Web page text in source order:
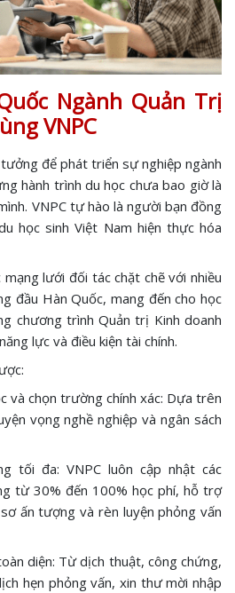
Ngành Quản Trị
VNPC
để phát triển sự nghiệp ngành
hành trình du học chưa bao giờ là
VNPC tự hào là người bạn đồng
học sinh Việt Nam hiện thực hóa
lưới đối tác chặt chẽ với nhiều
đầu Hàn Quốc, mang đến cho học
chương trình Quản trị Kinh doanh
lực và điều kiện tài chính.
và chọn trường chính xác: Dựa trên
vọng nghề nghiệp và ngân sách
tối đa: VNPC luôn cập nhật các
từ 30% đến 100% học phí, hỗ trợ
ấn tượng và rèn luyện phỏng vấn
diện: Từ dịch thuật, công chứng,
hẹn phỏng vấn, xin thư mời nhập